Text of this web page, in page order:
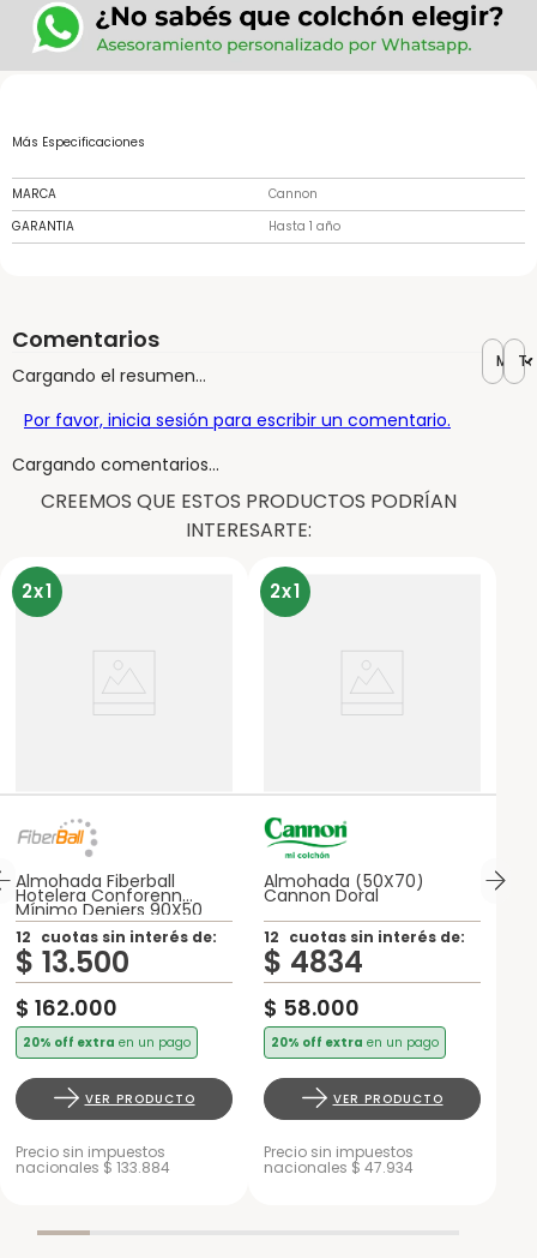
Más Especificaciones
MARCA
Cannon
GARANTIA
Hasta 1 año
Comentarios
Cargando el resumen…
Por favor, inicia sesión para escribir un comentario.
Más
Cargando comentarios…
CREEMOS QUE ESTOS PRODUCTOS PODRÍAN
INTERESARTE:
2x1
Almohada Fiberball
Hotelera Conforenn
Mínimo Deniers 90X50
12 cuotas sin interés de:
$ 13.500
$ 162.000
20% off extra en un pago
VER PRODUCTO
Precio sin impuestos
nacionales $ 133.884
2x1
Almohada (50X70)
Cannon Doral
12 cuotas sin interés de:
$ 4834
$ 58.000
20% off extra en un pago
VER PRODUCTO
Precio sin impuestos
nacionales $ 47.934